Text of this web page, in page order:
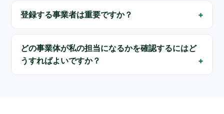
登録する事業者は重要ですか？
どの事業体が私の担当になるかを確認するにはど
うすればよいですか？